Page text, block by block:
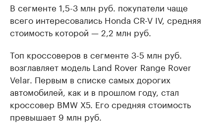
В сегменте 1,5-3 млн руб. покупатели чаще
всего интересовались Honda CR-V IV, средняя
стоимость которой — 2,2 млн руб.
Топ кроссоверов в сегменте 3-5 млн руб.
возглавляет модель Land Rover Range Rover
Velar. Первым в списке самых дорогих
автомобилей, как и в прошлом году, стал
кроссовер BMW X5. Его средняя стоимость
превышает 9 млн руб.